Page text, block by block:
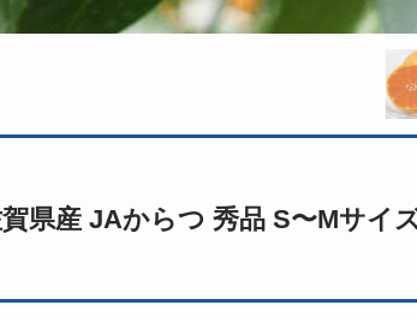
県産 JAからつ 秀品 S〜Mサイ